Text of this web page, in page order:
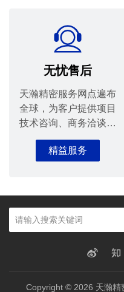
无忧售后
天瀚精密服务网点遍布
全球，为客户提供项目
技术咨询、商务洽谈、
安装指导等全方位的优
质服务。
精益服务
Copyright © 2026 天瀚精